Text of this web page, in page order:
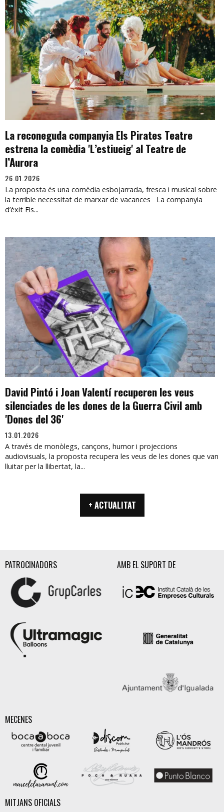
La reconeguda companyia Els Pirates Teatre
estrena la comèdia 'L’estiueig' al Teatre de
l’Aurora
26.01.2026
La proposta és una comèdia esbojarrada, fresca i musical sobre
la terrible necessitat de marxar de vacances La companyia
d’èxit Els...
David Pintó i Joan Valentí recuperen les veus
silenciades de les dones de la Guerra Civil amb
'Dones del 36'
13.01.2026
A través de monòlegs, cançons, humor i projeccions
audiovisuals, la proposta recupera les veus de les dones que van
lluitar per la llibertat, la...
+ ACTUALITAT
PATROCINADORS AMB EL SUPORT DE
MECENES
MITJANS OFICIALS